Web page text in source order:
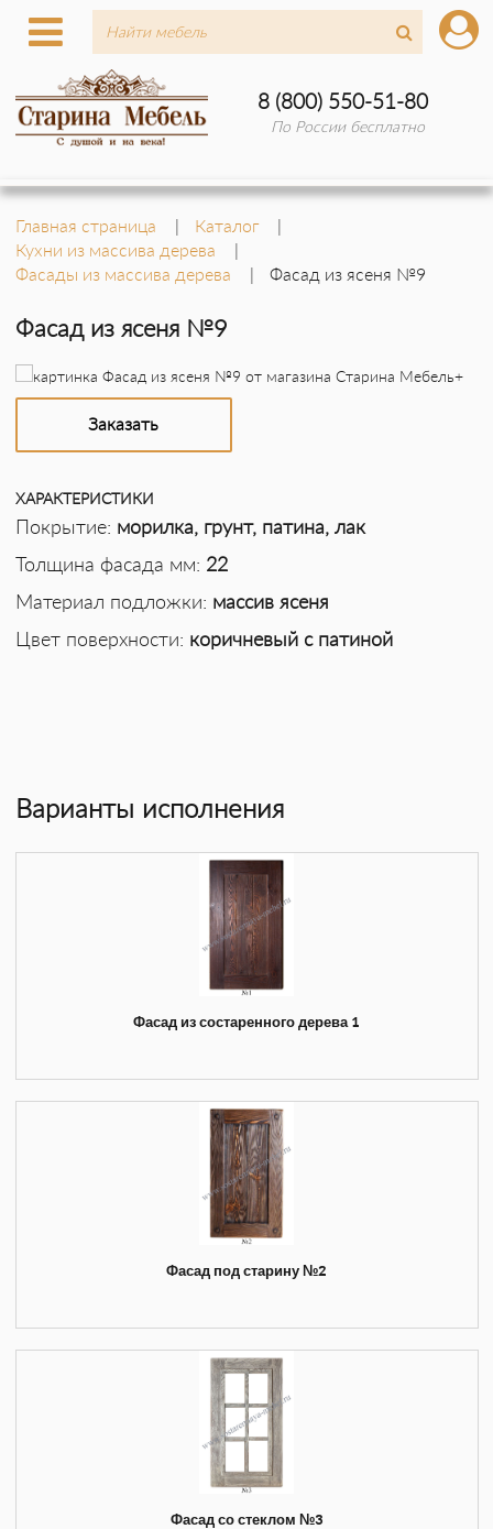
8 (800) 550-51-80
По России бесплатно
Главная страница
Каталог
Кухни из массива дерева
Фасады из массива дерева
Фасад из ясеня №9
Фасад из ясеня №9
Заказать
ХАРАКТЕРИСТИКИ
Покрытие: морилка, грунт, патина, лак
Толщина фасада мм: 22
Материал подложки: массив ясеня
Цвет поверхности: коричневый с патиной
Варианты исполнения
Фасад из состаренного дерева 1
Фасад под старину №2
Фасад со стеклом №3